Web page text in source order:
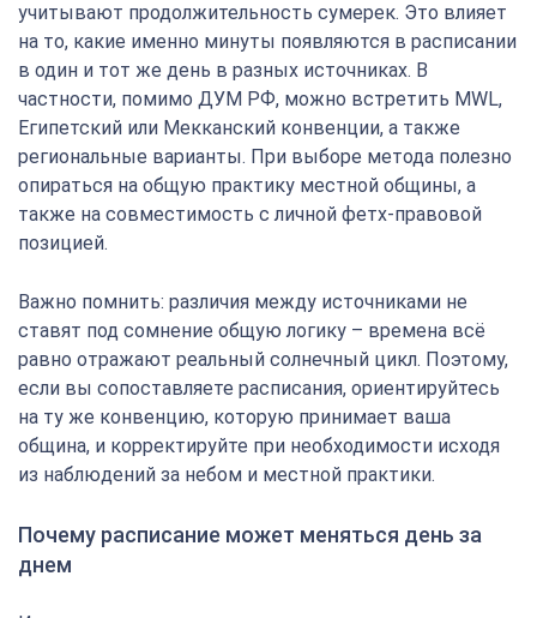
учитывают продолжительность сумерек. Это влияет
на то, какие именно минуты появляются в расписании
в один и тот же день в разных источниках. В
частности, помимо ДУМ РФ, можно встретить MWL,
Египетский или Мекканский конвенции, а также
региональные варианты. При выборе метода полезно
опираться на общую практику местной общины, а
также на совместимость с личной фетх-правовой
позицией.
Важно помнить: различия между источниками не
ставят под сомнение общую логику – времена всё
равно отражают реальный солнечный цикл. Поэтому,
если вы сопоставляете расписания, ориентируйтесь
на ту же конвенцию, которую принимает ваша
община, и корректируйте при необходимости исходя
из наблюдений за небом и местной практики.
Почему расписание может меняться день за
днем